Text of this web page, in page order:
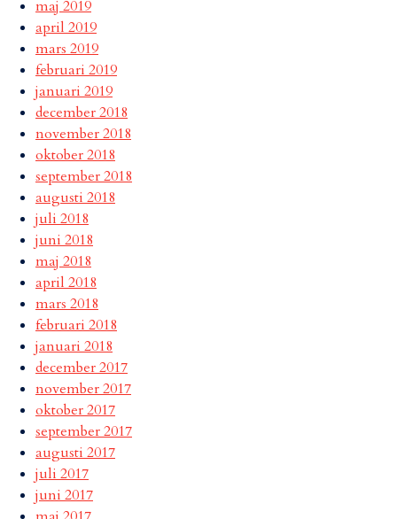
maj 2019
april 2019
mars 2019
februari 2019
januari 2019
december 2018
november 2018
oktober 2018
september 2018
augusti 2018
juli 2018
juni 2018
maj 2018
april 2018
mars 2018
februari 2018
januari 2018
december 2017
november 2017
oktober 2017
september 2017
augusti 2017
juli 2017
juni 2017